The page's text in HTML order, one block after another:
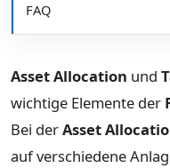
FAQ
Asset Allocation und
wichtige Elemente der
Bei derAsset
auf verschiedene